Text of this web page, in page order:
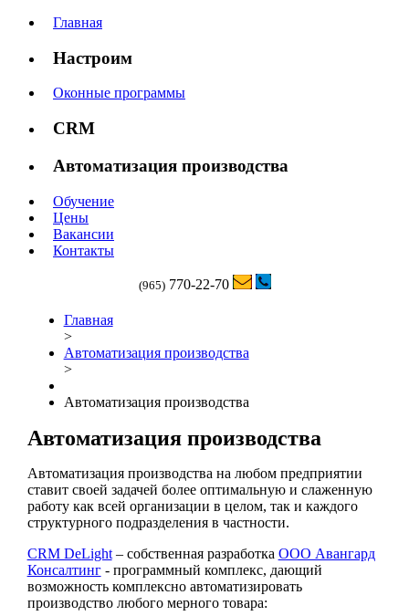
Главная
Настроим
Оконные программы
CRM
Автоматизация производства
Обучение
Цены
Вакансии
Контакты
(965)770-22-70
Главная
>
Автоматизация производства
>
Автоматизация производства
Автоматизация производства
Автоматизация производства на любом предприятии
ставит своей задачей более оптимальную и слаженную
работу как всей организации в целом, так и каждого
структурного подразделения в частности.
CRM DeLight– собственная разработка ООО Авангард
Консалтинг- программный комплекс, дающий
возможность комплексно автоматизировать
производство любого мерного товара: